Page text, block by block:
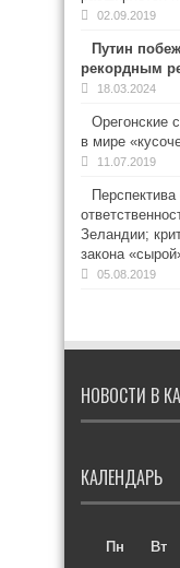
02.09.2019
Путин
рекордным
18.03.2024
Орегонские
в мире
11.07.2019
Зеландии;
закона
05.08.2019
НОВОСТИ В
КАЛЕНДАРЬ
Пн
Вт